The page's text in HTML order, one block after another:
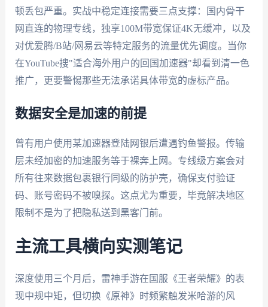
顿丢包严重。实战中稳定连接需要三点支撑：国内骨干
网直连的物理专线，独享100M带宽保证4K无缓冲，以及
对优爱腾/B站/网易云等特定服务的流量优先调度。当你
在YouTube搜"适合海外用户的回国加速器"却看到清一色
推广，更要警惕那些无法承诺具体带宽的虚标产品。
数据安全是加速的前提
曾有用户使用某加速器登陆网银后遭遇钓鱼警报。传输
层未经加密的加速服务等于裸奔上网。专线级方案会对
所有往来数据包裹银行同级的防护壳，确保支付验证
码、账号密码不被嗅探。这点尤为重要，毕竟解决地区
限制不是为了把隐私送到黑客门前。
主流工具横向实测笔记
深度使用三个月后，雷神手游在国服《王者荣耀》的表
现中规中矩，但切换《原神》时频繁触发米哈游的风